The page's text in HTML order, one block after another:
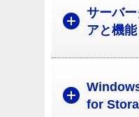
サーバ
アと機能
for